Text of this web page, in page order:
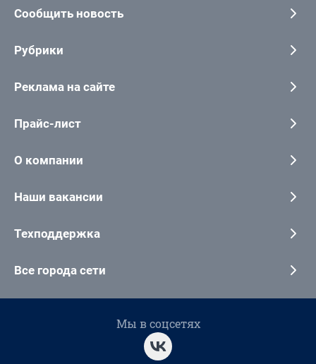
Сообщить новость
Рубрики
Реклама на сайте
Прайс-лист
О компании
Наши вакансии
Техподдержка
Все города сети
Мы в соцсетях